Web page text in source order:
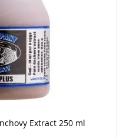
Extract 250 ml